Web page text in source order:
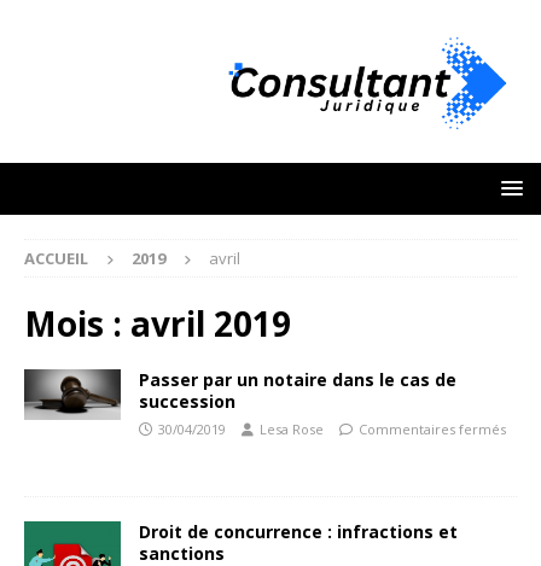
ACCUEIL 2019 avril
Mois : avril 2019
Passer par un notaire dans le cas de
succession
30/04/2019 Lesa Rose Commentaires fermés
Droit de concurrence : infractions et
sanctions